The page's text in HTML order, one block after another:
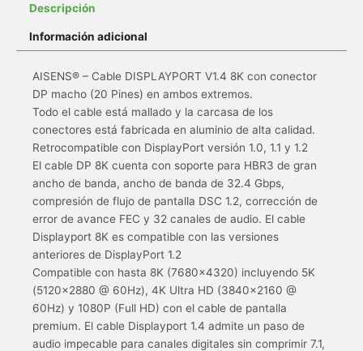
Descripción
Información adicional
AISENS® – Cable DISPLAYPORT V1.4 8K con conector
DP macho (20 Pines) en ambos extremos.
Todo el cable está mallado y la carcasa de los
conectores está fabricada en aluminio de alta calidad.
Retrocompatible con DisplayPort versión 1.0, 1.1 y 1.2
El cable DP 8K cuenta con soporte para HBR3 de gran
ancho de banda, ancho de banda de 32.4 Gbps,
compresión de flujo de pantalla DSC 1.2, corrección de
error de avance FEC y 32 canales de audio. El cable
Displayport 8K es compatible con las versiones
anteriores de DisplayPort 1.2
Compatible con hasta 8K (7680×4320) incluyendo 5K
(5120×2880 @ 60Hz), 4K Ultra HD (3840×2160 @
60Hz) y 1080P (Full HD) con el cable de pantalla
premium. El cable Displayport 1.4 admite un paso de
audio impecable para canales digitales sin comprimir 7.1,